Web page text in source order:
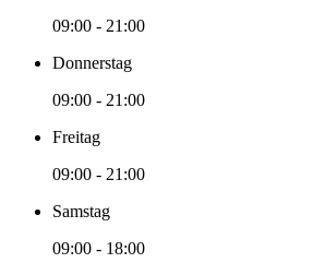
09:00 - 21:00
Donnerstag
09:00 - 21:00
Freitag
09:00 - 21:00
Samstag
09:00 - 18:00